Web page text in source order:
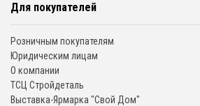
Для покупателей
Розничным покупателям
Юридическим лицам
О компании
ТСЦ Стройдеталь
Выставка-Ярмарка "Свой Дом"